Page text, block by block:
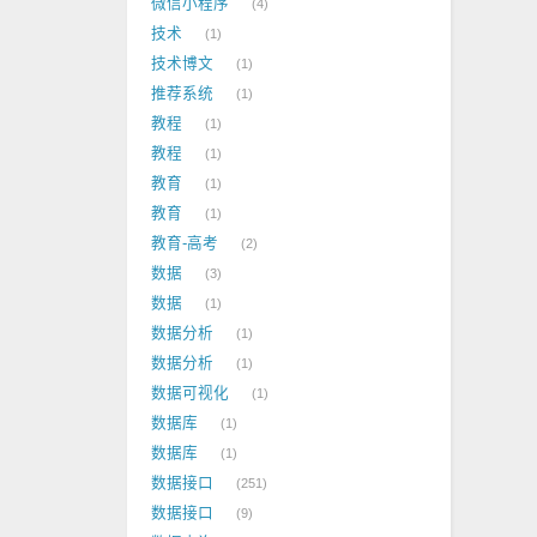
微信小程序 4
技术 1
技术博文 1
推荐系统 1
教程 1
教程 1
教育 1
教育 1
教育-高考 2
数据 3
数据 1
数据分析 1
数据分析 1
数据可视化 1
数据库 1
数据库 1
数据接口 251
数据接口 9